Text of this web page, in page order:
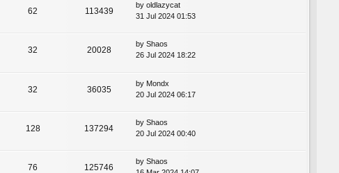
62 113439
by oldlazycat
31 Jul 2024 01:53
32 20028
by Shaos
26 Jul 2024 18:22
32 36035
by Mondx
20 Jul 2024 06:17
128 137294
by Shaos
20 Jul 2024 00:40
76 125746
by Shaos